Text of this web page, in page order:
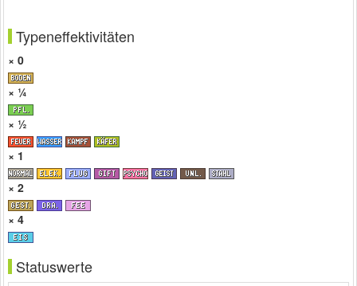
Typeneffektivitäten
× 0
× ¼
× ½
× 1
× 2
× 4
Statuswerte